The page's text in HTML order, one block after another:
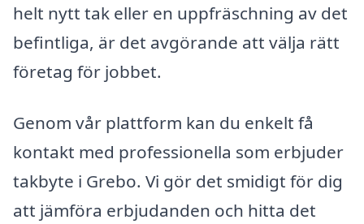
helt nytt tak eller en uppfräschning av det
befintliga, är det avgörande att välja rätt
företag för jobbet.
Genom vår plattform kan du enkelt få
kontakt med professionella som erbjuder
takbyte i Grebo. Vi gör det smidigt för dig
att jämföra erbjudanden och hitta det